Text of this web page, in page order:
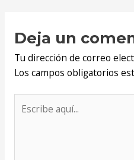
Deja un
Tu dirección de correo
Los campos obligatorios
aquí...